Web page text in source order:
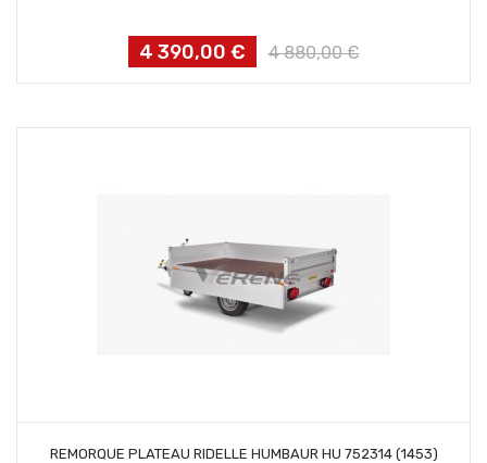
Prix
4 390,00 €
Prix
4 880,00 €
REMORQUE PLATEAU RIDELLE HUMBAUR HU 752314 (1453)